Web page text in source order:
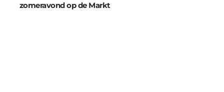
zomeravond op de Markt